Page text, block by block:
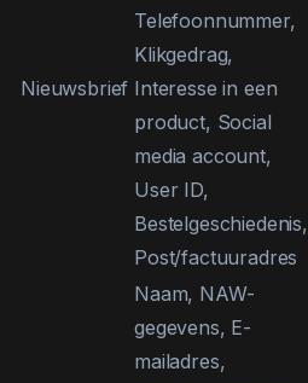
Nieuwsbrief
Telefoonnummer,
Klikgedrag,
Interesse in een
product, Social
media account,
User ID,
Bestelgeschiedenis,
Post/factuuradres
Naam, NAW-
gegevens, E-
mailadres,